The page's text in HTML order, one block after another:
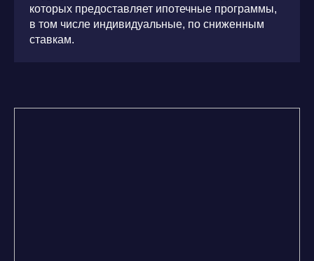
которых предоставляет ипотечные программы,
в том числе индивидуальные, по сниженным
ставкам.